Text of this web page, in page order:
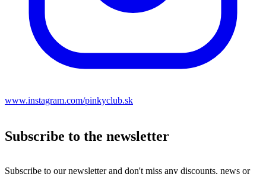
www.instagram.com/pinkyclub.sk
Subscribe to the newsletter
Subscribe to our newsletter and don't miss any discounts, news or